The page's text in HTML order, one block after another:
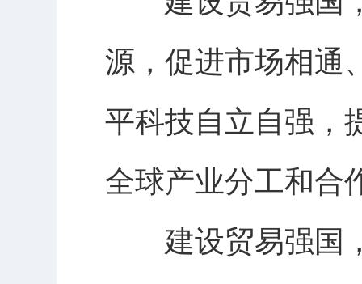
源，促进市场相通
平科技自立自强，
全球产业分工和合
建设贸易强国，